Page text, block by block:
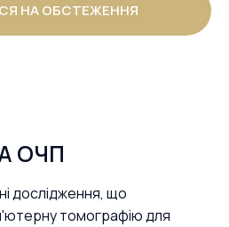
НА ОБСТЕЖЕННЯ
ОЧП
дослідження, що
томографію для